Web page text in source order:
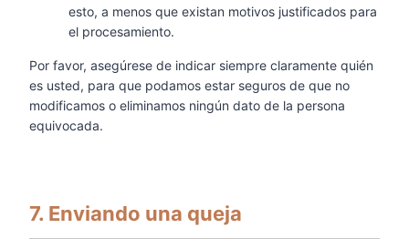
esto, a menos que existan motivos justificados para
el procesamiento.
Por favor, asegúrese de indicar siempre claramente quién
es usted, para que podamos estar seguros de que no
modificamos o eliminamos ningún dato de la persona
equivocada.
7. Enviando una queja